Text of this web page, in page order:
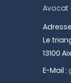
Avocat
Le
13100
E-Mail :